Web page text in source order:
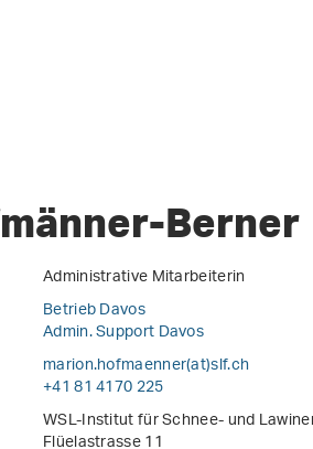
Berner
Administrative Mitarbeiterin
Betrieb Davos
Admin. Support Davos
marion.hofmaenner(at)slf.ch
+41 81 4170 225
WSL-Institut für Schnee- und